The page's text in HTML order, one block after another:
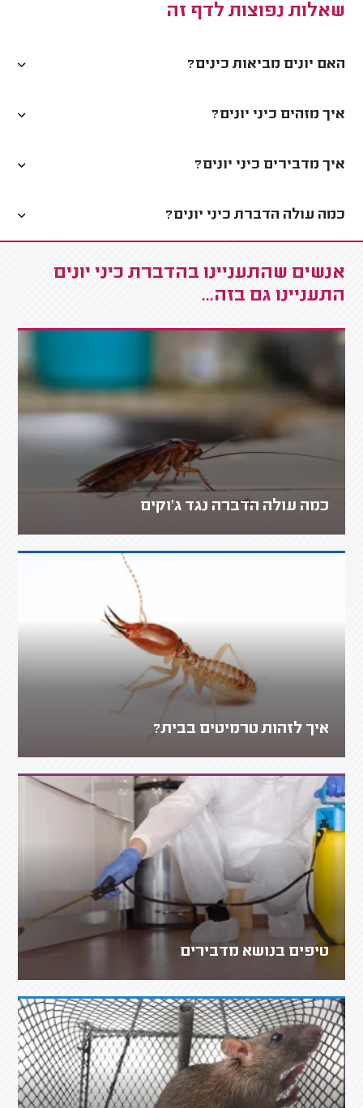
שאלות נפוצות לדף זה
האם יונים מביאות כינים?
איך מזהים כיני יונים?
איך מדבירים כיני יונים?
כמה עולה הדברת כיני יונים?
אנשים שהתעניינו בהדברת כיני יונים
התעניינו גם בזה...
כמה עולה הדברה נגד ג'וקים
איך לזהות טרמיטים בבית?
טיפים בנושא מדבירים